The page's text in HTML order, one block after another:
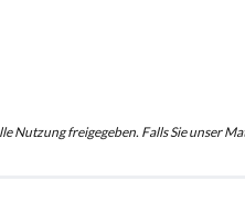
Nutzung freigegeben. Falls Sie unser